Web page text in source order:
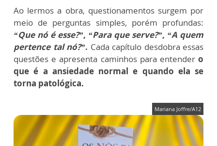
Ao lermos a obra, questionamentos surgem por
meio de perguntas simples, porém profundas:
“Que nó é esse?”, “Para que serve?”, “A quem
pertence tal nó?”. Cada capítulo desdobra essas
questões e apresenta caminhos para entender o
que é a ansiedade normal e quando ela se
torna patológica.
Mariana Joffre/A12